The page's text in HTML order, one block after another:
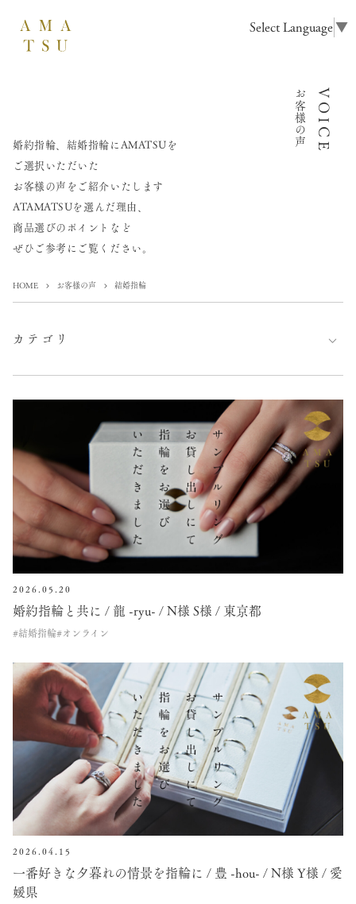
Select Language▼
婚約指輪、結婚指輪にAMATSUを
ご選択いただいた
お客様の声をご紹介いたします
ATAMATSUを選んだ理由、
商品選びのポイントなど
ぜひご参考にご覧ください。
VOICE
お客様の声
HOME お客様の声 結婚指輪
カテゴリ
2026.05.20
婚約指輪と共に / 龍 -ryu- / N様 S様 / 東京都
#結婚指輪#オンライン
2026.04.15
一番好きな夕暮れの情景を指輪に / 豊 -hou- / N様 Y様 / 愛
媛県